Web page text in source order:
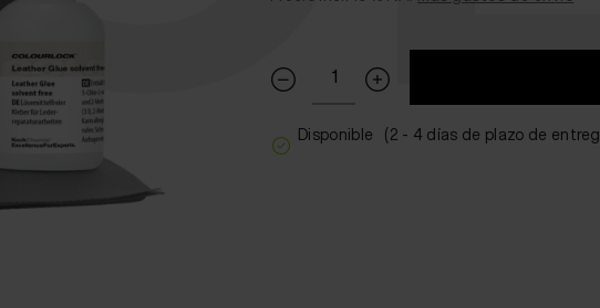
Disponible (2 - 4 días de plazo de